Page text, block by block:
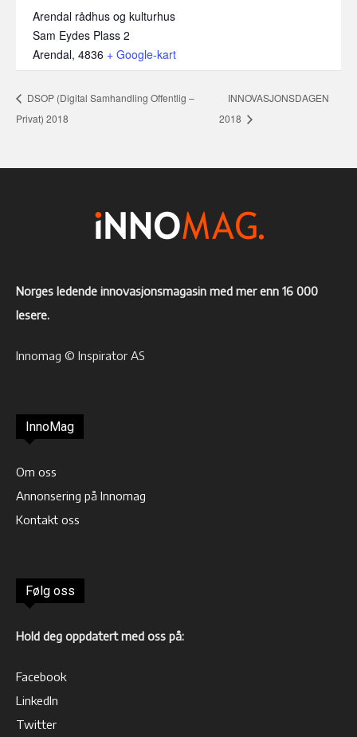
Arendal rådhus og kulturhus
Sam Eydes Plass 2
Arendal, 4836 + Google-kart
DSOP (Digital Samhandling Offentlig –
Privat) 2018
INNOVASJONSDAGEN
2018
Norges ledende innovasjonsmagasin med mer enn 16 000
lesere.
Innomag © Inspirator AS
InnoMag
Om oss
Annonsering på Innomag
Kontakt oss
Følg oss
Hold deg oppdatert med oss på:
Facebook
LinkedIn
Twitter